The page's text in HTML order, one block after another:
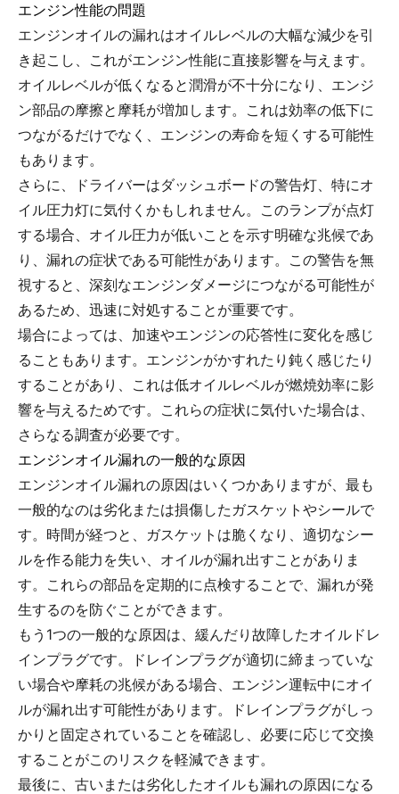
エンジン性能の問題
エンジンオイルの漏れはオイルレベルの大幅な減少を引
き起こし、これがエンジン性能に直接影響を与えます。
オイルレベルが低くなると潤滑が不十分になり、エンジ
ン部品の摩擦と摩耗が増加します。これは効率の低下に
つながるだけでなく、エンジンの寿命を短くする可能性
もあります。
さらに、ドライバーはダッシュボードの警告灯、特にオ
イル圧力灯に気付くかもしれません。このランプが点灯
する場合、オイル圧力が低いことを示す明確な兆候であ
り、漏れの症状である可能性があります。この警告を無
視すると、深刻なエンジンダメージにつながる可能性が
あるため、迅速に対処することが重要です。
場合によっては、加速やエンジンの応答性に変化を感じ
ることもあります。エンジンがかすれたり鈍く感じたり
することがあり、これは低オイルレベルが燃焼効率に影
響を与えるためです。これらの症状に気付いた場合は、
さらなる調査が必要です。
エンジンオイル漏れの一般的な原因
エンジンオイル漏れの原因はいくつかありますが、最も
一般的なのは劣化または損傷したガスケットやシールで
す。時間が経つと、ガスケットは脆くなり、適切なシー
ルを作る能力を失い、オイルが漏れ出すことがありま
す。これらの部品を定期的に点検することで、漏れが発
生するのを防ぐことができます。
もう1つの一般的な原因は、緩んだり故障したオイルドレ
インプラグです。ドレインプラグが適切に締まっていな
い場合や摩耗の兆候がある場合、エンジン運転中にオイ
ルが漏れ出す可能性があります。ドレインプラグがしっ
かりと固定されていることを確認し、必要に応じて交換
することがこのリスクを軽減できます。
最後に、古いまたは劣化したオイルも漏れの原因になる